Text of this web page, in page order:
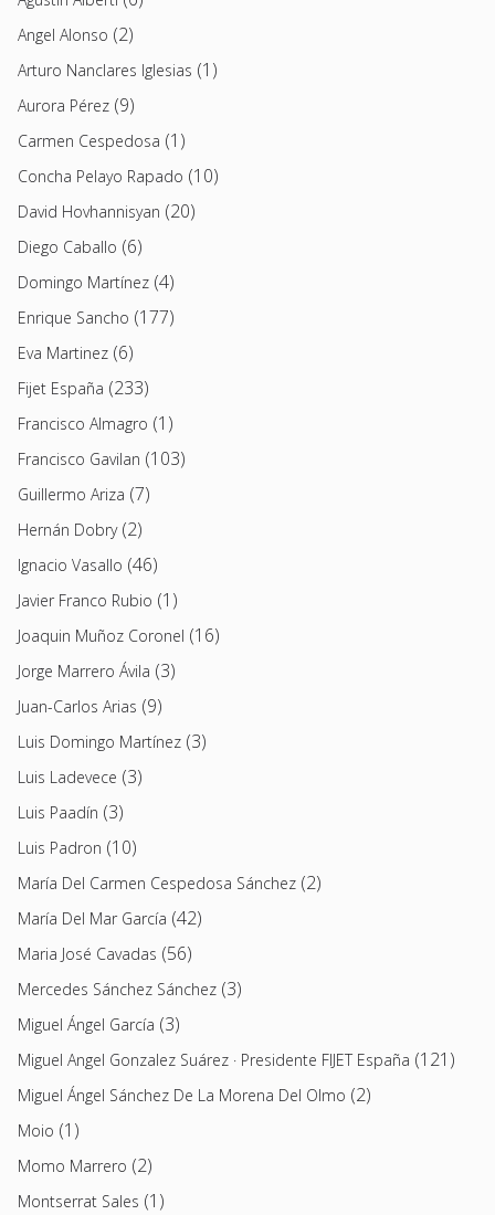
Angel Alonso (2)
Arturo Nanclares Iglesias (1)
Aurora Pérez (9)
Carmen Cespedosa (1)
Concha Pelayo Rapado (10)
David Hovhannisyan (20)
Diego Caballo (6)
Domingo Martínez (4)
Enrique Sancho (177)
Eva Martinez (6)
Fijet España (233)
Francisco Almagro (1)
Francisco Gavilan (103)
Guillermo Ariza (7)
Hernán Dobry(2)
Ignacio Vasallo (46)
Javier Franco Rubio (1)
Joaquin Muñoz Coronel (16)
Jorge Marrero Ávila (3)
Juan-Carlos Arias (9)
Luis Domingo Martínez (3)
Luis Ladevece (3)
Luis Paadín (3)
Luis Padron (10)
María Del Carmen Cespedosa Sánchez (2)
María Del Mar García (42)
Maria José Cavadas (56)
Mercedes Sánchez Sánchez (3)
Miguel Ángel García (3)
Miguel Angel Gonzalez Suárez · Presidente FIJET España (121)
Miguel Ángel Sánchez De La Morena Del Olmo (2)
Moio (1)
Momo Marrero (2)
Montserrat Sales (1)